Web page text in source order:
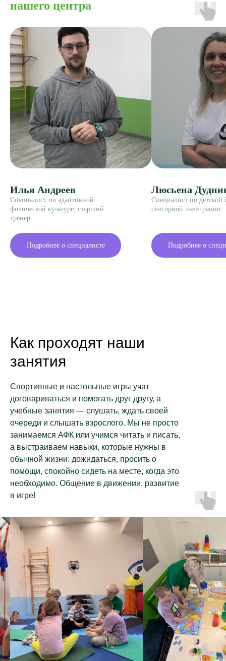
нашего центра
Илья Андреев
Специалист по адаптивной
физической культуре, старший
тренер
Подробнее о специалисте
Люсьена
Специалист по детской
сенсорной интеграции
Подробнее о
Как проходят наши
занятия
Спортивные и настольные игры учат
договариваться и помогать друг другу, а
учебные занятия — слушать, ждать своей
очереди и слышать взрослого. Мы не просто
занимаемся АФК или учимся читать и писать,
а выстраиваем навыки, которые нужны в
обычной жизни: дожидаться, просить о
помощи, спокойно сидеть на месте, когда это
необходимо. Общение в движении, развитие
в игре!